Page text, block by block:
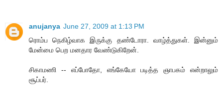
anujanya June 27, 2009 at 1:13 PM
ரொம்ப நெகிழ்வாக இருக்கு தண்டோரா. வாழ்த்துகள். இன்னும்
மேன்மை பெற மனதார வேண்டுகிறேன்.
சிகாமணி -- எப்போதோ, எங்கேயோ படித்த ஞாபகம் என்றாலும்
சூப்பர்.